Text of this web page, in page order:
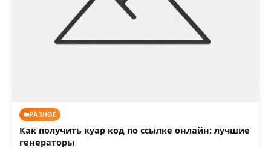
РАЗНОЕ
Как получить куар код по ссылке онлайн: лучшие
генераторы